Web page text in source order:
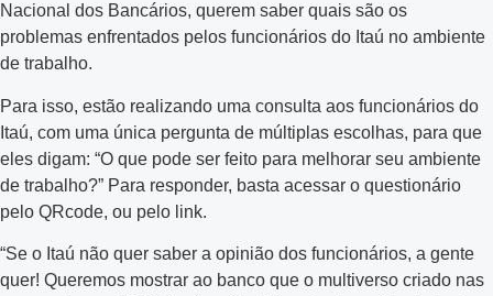
Nacional dos Bancários, querem saber quais são os
problemas enfrentados pelos funcionários do Itaú no ambiente
de trabalho.
Para isso, estão realizando uma consulta aos funcionários do
Itaú, com uma única pergunta de múltiplas escolhas, para que
eles digam: “O que pode ser feito para melhorar seu ambiente
de trabalho?” Para responder, basta acessar o questionário
pelo QRcode, ou pelo link.
“Se o Itaú não quer saber a opinião dos funcionários, a gente
quer! Queremos mostrar ao banco que o multiverso criado nas